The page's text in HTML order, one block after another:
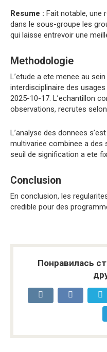
Resume : Fait notable, une
dans le sous-groupe les
qui laisse entrevoir une
Methodologie
L’etude a ete menee au
interdisciplinaire des
2025-10-17. L’echantillon
observations, recrutes
L’analyse des donnees
multivariee combinee a
seuil de signification a ete
Conclusion
En conclusion, les
credible pour des
Понравилась